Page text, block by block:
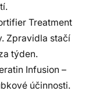
Treatment
Zpravidla stačí
týden.
Infusion –
účinnosti.